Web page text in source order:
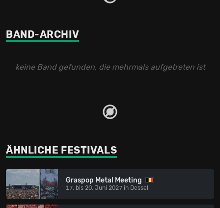
BAND-ARCHIV
keine Band gefunden, die mehrmals aufgetreten ist
ÄHNLICHE FESTIVALS
Graspop Metal Meeting
17. bis 20. Juni 2027 in Dessel